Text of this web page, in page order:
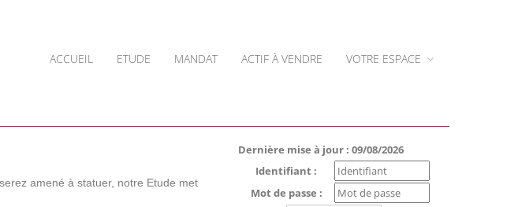
ACCUEIL ETUDE MANDAT ACTIF À VENDRE VOTRE ESPACE
Dernière mise à jour : 09/08/2026
Identifiant :
Mot de passe :
amené à statuer, notre Etude met